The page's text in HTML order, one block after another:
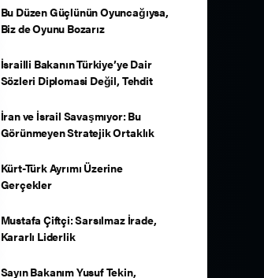
Bu Düzen Güçlünün Oyuncağıysa,
Biz de Oyunu Bozarız
İsrailli Bakanın Türkiye’ye Dair
Sözleri Diplomasi Değil, Tehdit
İran ve İsrail Savaşmıyor: Bu
Görünmeyen Stratejik Ortaklık
Kürt-Türk Ayrımı Üzerine
Gerçekler
Mustafa Çiftçi: Sarsılmaz İrade,
Kararlı Liderlik
Sayın Bakanım Yusuf Tekin,